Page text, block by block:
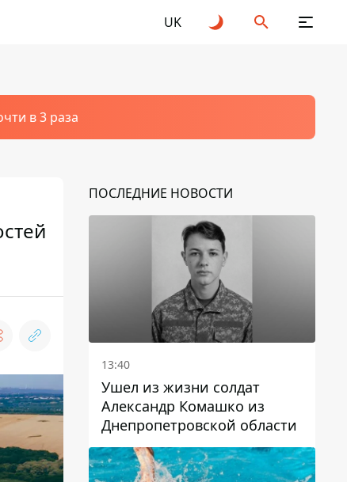
UK
в 3 раза
ПОСЛЕДНИЕ НОВОСТИ
13:40
Ушел из жизни солдат
Александр Комашко из
Днепропетровской области